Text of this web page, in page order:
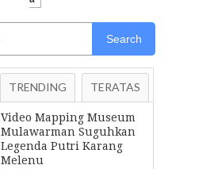
Search
TRENDING TERATAS
Video Mapping Museum
Mulawarman Suguhkan
Legenda Putri Karang
Melenu